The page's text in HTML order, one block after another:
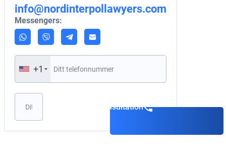
info@nordinterpollawyers.com
Messengers:
+1
Boka en konsultation